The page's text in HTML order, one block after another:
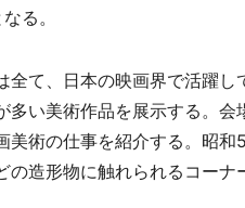
る。
て、日本の映画界で活躍し
多い美術作品を展示する。
美術の仕事を紹介する。昭
造形物に触れられるコーナ